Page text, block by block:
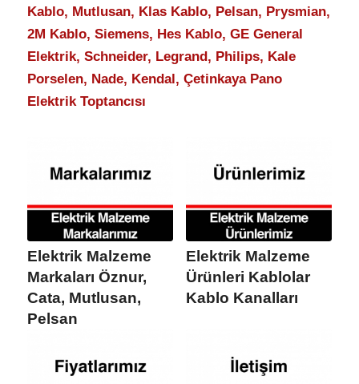
Kablo, Mutlusan, Klas Kablo, Pelsan, Prysmian,
2M Kablo, Siemens, Hes Kablo, GE General
Elektrik, Schneider, Legrand, Philips, Kale
Porselen, Nade, Kendal, Çetinkaya Pano
Elektrik Toptancısı
Elektrik Malzeme
Markaları Öznur,
Cata, Mutlusan,
Pelsan
Elektrik Malzeme
Ürünleri Kablolar
Kablo Kanalları